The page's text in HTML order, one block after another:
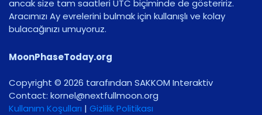
ancak size tam saatleri UTC biçiminde de gösteririz.
Aracımızı Ay evrelerini bulmak için kullanışlı ve kolay
bulacağınızı umuyoruz.
MoonPhaseToday.org
Copyright © 2026 tarafından SAKKOM Interaktiv
Contact: gro.noomlluftxen@lenrok
Kullanım Koşulları | Gizlilik Politikası